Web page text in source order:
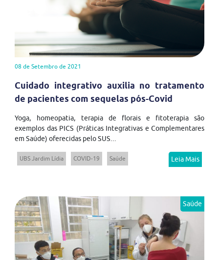
08 de Setembro de 2021
Cuidado integrativo auxilia no tratamento
de pacientes com sequelas pós-Covid
Yoga, homeopatia, terapia de florais e fitoterapia são
exemplos das PICS (Práticas Integrativas e Complementares
em Saúde) oferecidas pelo SUS...
UBS Jardim Lídia COVID-19 Saúde Leia Mais
Saúde